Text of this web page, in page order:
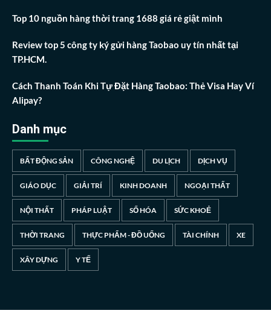
Top 10 nguồn hàng thời trang 1688 giá rẻ giật mình
Review top 5 công ty ký gửi hàng Taobao uy tín nhất tại
TP.HCM.
Cách Thanh Toán Khi Tự Đặt Hàng Taobao: Thẻ Visa Hay Ví
Alipay?
Danh mục
BẤT ĐỘNG SẢN CÔNG NGHỆ DU LỊCH DỊCH VỤ
GIÁO DỤC GIẢI TRÍ KINH DOANH NGOẠI THẤT
NỘI THẤT PHÁP LUẬT SỐ HÓA SỨC KHOẺ
THỜI TRANG THỰC PHẨM - ĐỒ UỐNG TÀI CHÍNH XE
XÂY DỰNG Y TẾ